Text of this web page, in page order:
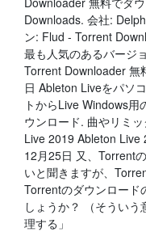
Downloads. 会社:
ン: Flud - Torrent
最も人気のあるバージ
Torrent Downloader 無
日 Ableton Liveをパソ
トからLive Windows
ウンロード. 曲やリミ
Live 2019 Ableton
12月25日 又、Torrent
いと聞きますが、
Torrentのダウンロード
しょうか？ （そうい
理する」